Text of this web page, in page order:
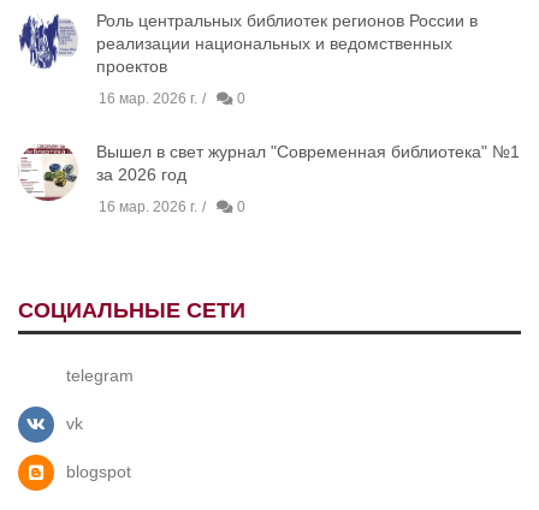
Роль центральных библиотек регионов России в
реализации национальных и ведомственных
проектов
16 мар. 2026 г. 0
Вышел в свет журнал "Современная библиотека" №1
за 2026 год
16 мар. 2026 г. 0
СОЦИАЛЬНЫЕ СЕТИ
telegram
vk
blogspot